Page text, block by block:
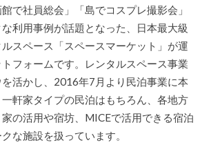
で社員総会」「島でコスプレ撮影会」
利用事例が話題となった、日本最大級
スペース「スペースマーケット」が運
フォームです。レンタルスペース事業
活かし、2016年7月より民泊事業に本
軒家タイプの民泊はもちろん、各地方
の活用や宿坊、MICEで活用できる宿泊
な施設を扱っています。